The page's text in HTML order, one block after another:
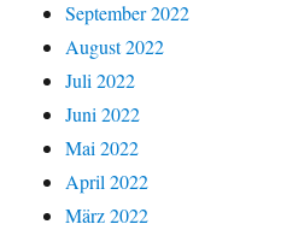
September 2022
August 2022
Juli 2022
Juni 2022
Mai 2022
April 2022
März 2022